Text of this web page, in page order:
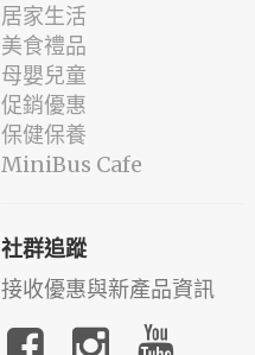
居家生活
美食禮品
母嬰兒童
促銷優惠
保健保養
MiniBus Cafe
社群追蹤
接收優惠與新產品資訊